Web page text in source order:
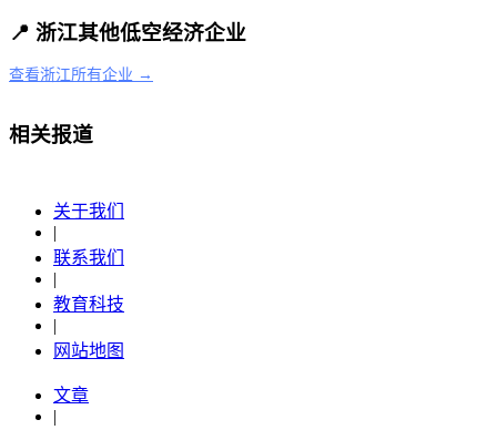
📍 浙江其他低空经济企业
查看浙江所有企业 →
相关报道
关于我们
|
联系我们
|
教育科技
|
网站地图
文章
|